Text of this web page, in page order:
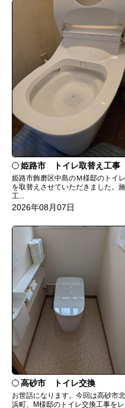
姫路市 トイレ取替え工事
姫路市飾磨区中島のＭ様邸のトイレ
を取替えさせていただきました。施
工...
2026年08月07日
高砂市 トイレ交換
お世話になります。今回は高砂市北
浜町、M様邸のトイレ交換工事をレ